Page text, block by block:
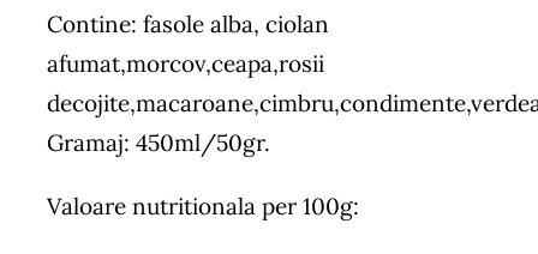
Contine: fasole alba, ciolan
afumat,morcov,ceapa,rosii
Gramaj: 450ml/50gr.
Valoare nutritionala per 100g: